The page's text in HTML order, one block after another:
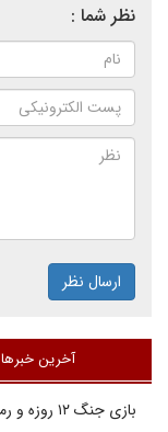
نظر شما :
ارسال نظر
آخرین خبرها
بازی جنگ ۱۲ روزه و رمضان